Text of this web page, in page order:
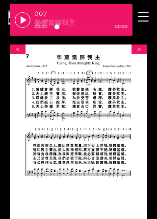
​臺北基督徒聚會處
007
榮耀當歸我主
00:00 00:00
＜ ＞